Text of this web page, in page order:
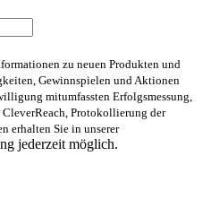
zu neuen Produkten und
Gewinnspielen und Aktionen
mitumfassten Erfolgsmessung,
CleverReach, Protokollierung der
erhalten Sie in unserer
jederzeit möglich.